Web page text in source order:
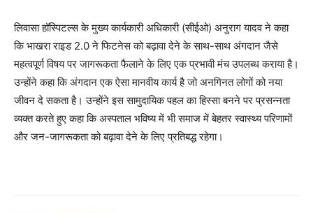
लिवासा हॉस्पिटल्स के मुख्य कार्यकारी अधिकारी (सीईओ) अनुराग यादव ने कहा
कि भाखरा राइड 2.0 ने फिटनेस को बढ़ावा देने के साथ-साथ अंगदान जैसे
महत्वपूर्ण विषय पर जागरूकता फैलाने के लिए एक प्रभावी मंच उपलब्ध कराया है।
उन्होंने कहा कि अंगदान एक ऐसा मानवीय कार्य है जो अनगिनत लोगों को नया
जीवन दे सकता है। उन्होंने इस सामुदायिक पहल का हिस्सा बनने पर प्रसन्नता
व्यक्त करते हुए कहा कि अस्पताल भविष्य में भी समाज में बेहतर स्वास्थ्य परिणामों
और जन-जागरूकता को बढ़ावा देने के लिए प्रतिबद्ध रहेगा।